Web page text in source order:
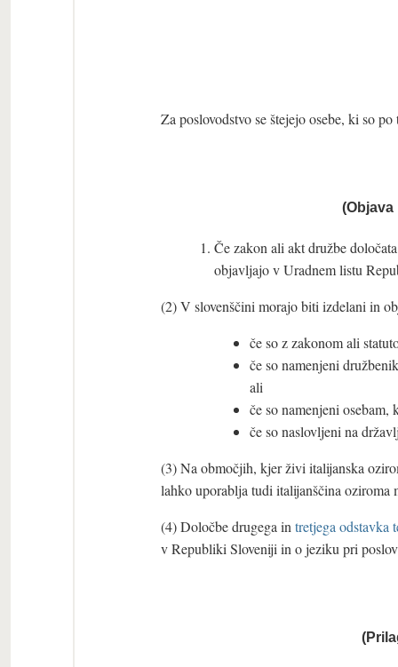
Za poslovodstvo se štejejo osebe, ki so
Če zakon ali akt družbe
objavljajo v Uradnem listu
(2) V slovenščini morajo biti izdelani in
če so z zakonom ali
če so namenjeni
ali
če so namenjeni
če so naslovljeni na
(3) Na območjih, kjer živi italijanska
lahko uporablja tudi italijanščina oziroma
(4) Določbe drugega in tretjega odstavka
v Republiki Sloveniji in o jeziku pri